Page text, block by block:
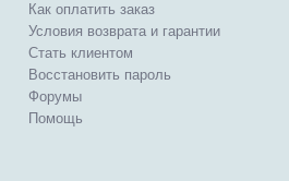
Как оплатить заказ
Условия возврата и гарантии
Стать клиентом
Восстановить пароль
Форумы
Помощь